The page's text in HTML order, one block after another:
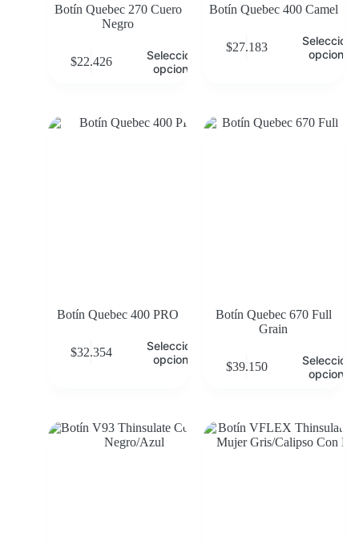
Botín Quebec 270 Cuero
Negro
$22.426
Seleccionar
opciones
Botín Quebec 400 Camel
$27.183
opciones
Botín Quebec 400 PRO
$32.354
Seleccionar
opciones
Botín Quebec 670 Full
Grain
$39.150
opciones